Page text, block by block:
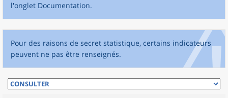
l'onglet Documentation.
Pour des raisons de secret statistique, certains indicateurs
peuvent ne pas être renseignés.